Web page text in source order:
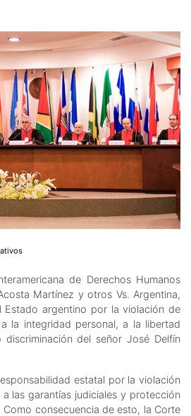
de Derechos Humanos
Martínez y otros Vs. Argentina,
Estado argentino por la violación de
la integridad personal, a la libertad
del señor José Delfín
estatal por la violación
las garantías judiciales y protección
Como consecuencia de esto, la Corte